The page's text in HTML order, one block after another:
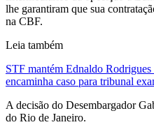
lhe garantiram que sua
na CBF.
Leia também
STF mantém Ednaldo
encaminha caso para tribunal
A decisão do Desembargador
do Rio de Janeiro.